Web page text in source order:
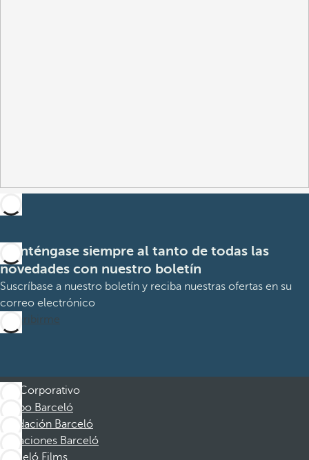
Manténgase siempre al tanto de todas las
novedades con nuestro boletín
Suscríbase a nuestro boletín y reciba nuestras ofertas en su
correo electrónico
Suscribirme
Corporativo
Grupo Barceló
Fundación Barceló
Vacaciones Barceló
Barceló Films